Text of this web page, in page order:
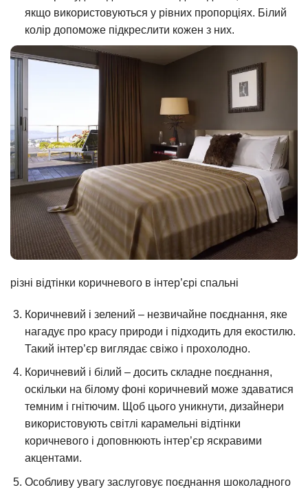
якщо використовуються у рівних пропорціях. Білий
колір допоможе підкреслити кожен з них.
різні відтінки коричневого в інтер’єрі спальні
Коричневий і зелений – незвичайне поєднання, яке
нагадує про красу природи і підходить для екостилю.
Такий інтер’єр виглядає свіжо і прохолодно.
Коричневий і білий – досить складне поєднання,
оскільки на білому фоні коричневий може здаватися
темним і гнітючим. Щоб цього уникнути, дизайнери
використовують світлі карамельні відтінки
коричневого і доповнюють інтер’єр яскравими
акцентами.
Особливу увагу заслуговує поєднання шоколадного